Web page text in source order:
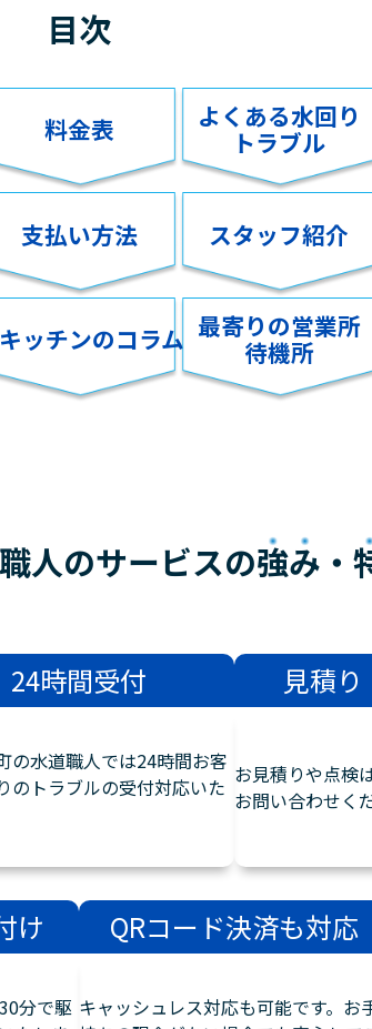
目次
料金表
よくある水回り
トラブル
支払い方法 スタッフ紹介
キッチンのコラム 最寄りの営業所
待機所
人のサービスの強み ・
24時間受付
の水道職人では24時間お客
のトラブルの受付対応いた
見積
お見積りや点検
お問い合わせく
け
分で駆
QRコード決済も対応
キャッシュレス対応も可能です。お